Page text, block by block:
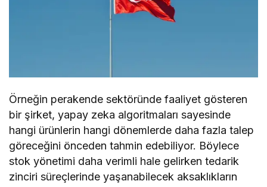
Örneğin perakende sektöründe faaliyet gösteren
bir şirket, yapay zeka algoritmaları sayesinde
hangi ürünlerin hangi dönemlerde daha fazla talep
göreceğini önceden tahmin edebiliyor. Böylece
stok yönetimi daha verimli hale gelirken tedarik
zinciri süreçlerinde yaşanabilecek aksaklıkların